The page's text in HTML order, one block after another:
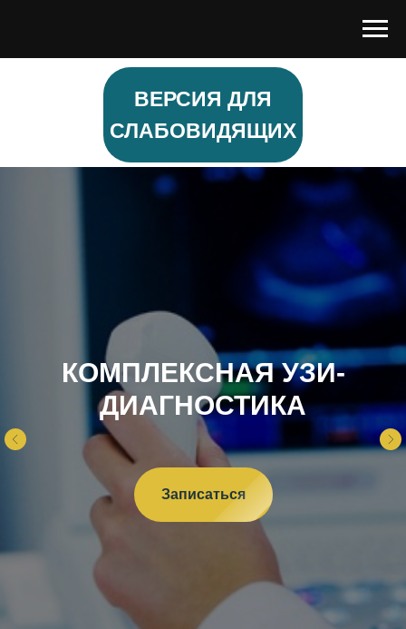
ВЕРСИЯ ДЛЯ
СЛАБОВИДЯЩИХ
КОМПЛЕКСНАЯ УЗИ-
ДИАГНОСТИКА
Записаться